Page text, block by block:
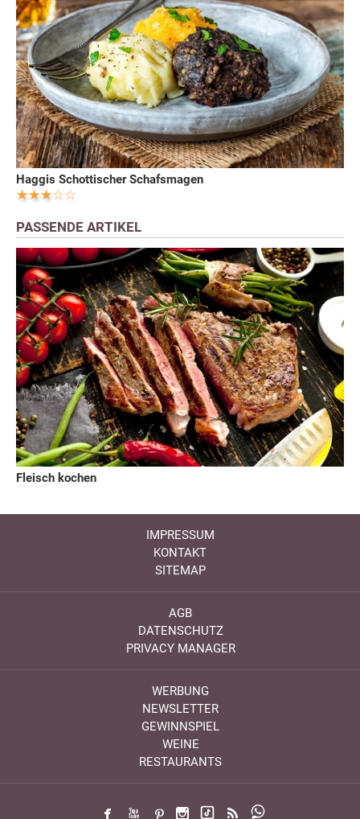
Haggis Schottischer Schafsmagen
PASSENDE ARTIKEL
Fleisch kochen
IMPRESSUM
KONTAKT
SITEMAP
AGB
DATENSCHUTZ
PRIVACY MANAGER
WERBUNG
NEWSLETTER
GEWINNSPIEL
WEINE
RESTAURANTS